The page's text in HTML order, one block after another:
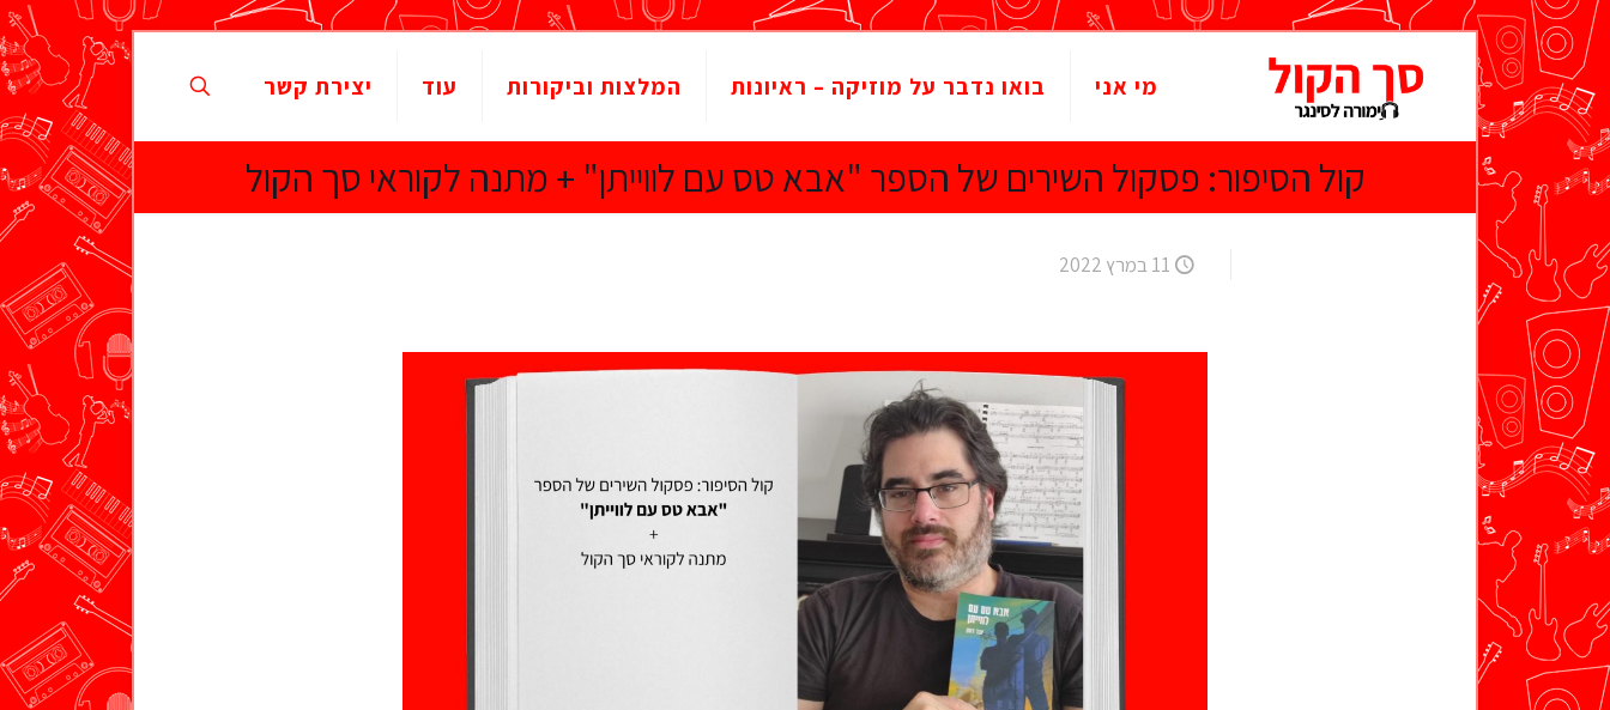
מי אני בואו נדבר על מוזיקה – ראיונות המלצות וביקורות עוד יצירת קשר
קול הסיפור: פסקול השירים של הספר "אבא טס עם לווייתן" + מתנה לקוראי סך הקול
11 במרץ 2022